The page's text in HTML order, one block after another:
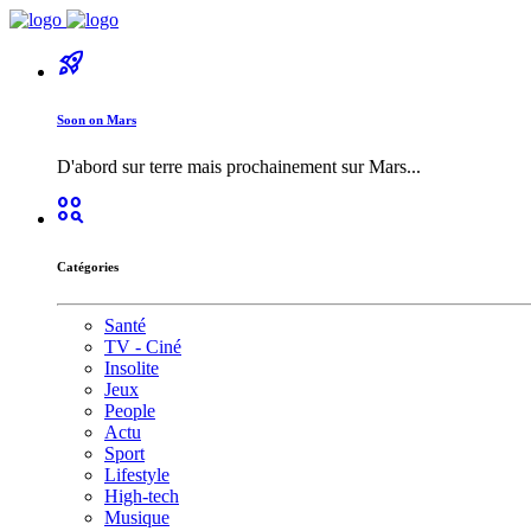
rocket_launch
Soon on Mars
D'abord sur terre mais prochainement sur Mars...
action_key
Catégories
Santé
TV - Ciné
Insolite
Jeux
People
Actu
Sport
Lifestyle
High-tech
Musique